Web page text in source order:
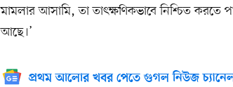
মামলার আসামি, তা তাৎক্ষণিকভাবে নিশ্চিত করতে
আছে।’
প্রথম আলোর খবর পেতে গুগল নিউজ